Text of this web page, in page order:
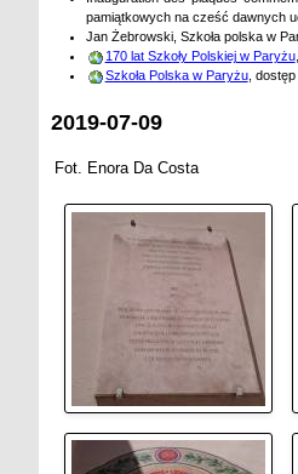
pamiątkowych na cześć dawnych
Jan Żebrowski, Szkoła polska w
170 lat Szkoły Polskiej w Paryżu
Szkoła Polska w Paryżu, dostęp
2019-07-09
Fot. Enora Da Costa